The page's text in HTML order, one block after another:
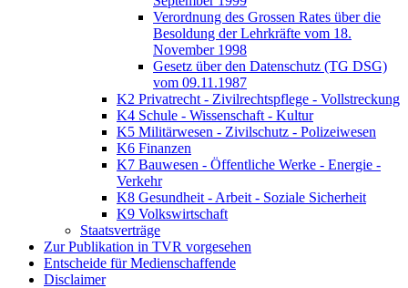
Verordnung des Grossen Rates über die
Besoldung der Lehrkräfte vom 18.
November 1998
Gesetz über den Datenschutz (TG DSG)
vom 09.11.1987
K2 Privatrecht - Zivilrechtspflege - Vollstreckung
K4 Schule - Wissenschaft - Kultur
K5 Militärwesen - Zivilschutz - Polizeiwesen
K6 Finanzen
K7 Bauwesen - Öffentliche Werke - Energie -
Verkehr
K8 Gesundheit - Arbeit - Soziale Sicherheit
K9 Volkswirtschaft
Staatsverträge
Zur Publikation in TVR vorgesehen
Entscheide für Medienschaffende
Disclaimer